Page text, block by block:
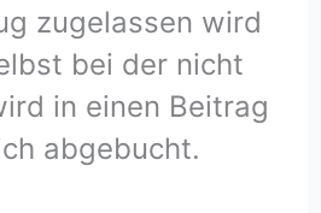
zugelassen wird
bei der nicht
in einen Beitrag
abgebucht.